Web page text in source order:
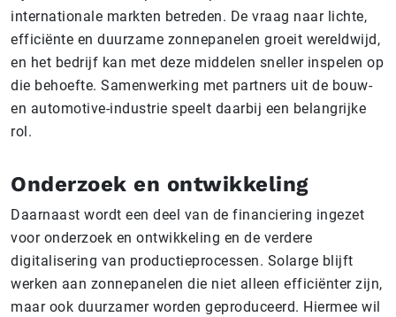
internationale markten betreden. De vraag naar lichte,
efficiënte en duurzame zonnepanelen groeit wereldwijd,
en het bedrijf kan met deze middelen sneller inspelen op
die behoefte. Samenwerking met partners uit de bouw-
en automotive-industrie speelt daarbij een belangrijke
rol.
Onderzoek en ontwikkeling
Daarnaast wordt een deel van de financiering ingezet
voor onderzoek en ontwikkeling en de verdere
digitalisering van productieprocessen. Solarge blijft
werken aan zonnepanelen die niet alleen efficiënter zijn,
maar ook duurzamer worden geproduceerd. Hiermee wil